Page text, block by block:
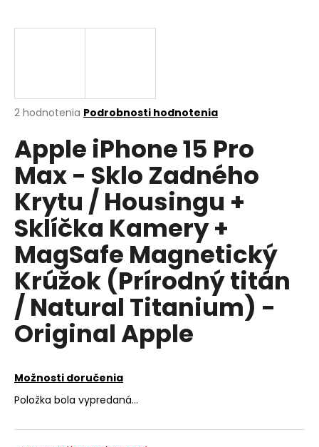
Priemerné
produktu
je
5,0
5
hviezdičiek.
2 hodnotenia Podrobnosti hodnotenia
Apple iPhone 15 Pro
Max - Sklo Zadného
Krytu / Housingu +
Sklíčka Kamery +
MagSafe Magnetický
Krúžok (Prírodný titán
/ Natural Titanium) -
Original Apple
Možnosti doručenia
Položka bola vypredaná…
j
?
HĽADAŤ
O
d
p
o
r
ú
č
a
C